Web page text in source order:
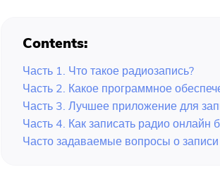
Contents:
Часть 1. Что такое радиозапись?
Часть 2. Какое программное
Часть 3. Лучшее приложение для
Часть 4. Как записать радио онлайн
Часто задаваемые вопросы о